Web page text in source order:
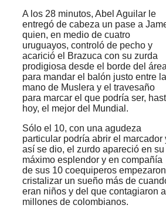
A los 28 minutos, Abel Aguilar le
entregó de cabeza un pase a
quien, en medio de cuatro
uruguayos, controló de pecho y
acarició el Brazuca con su zurda
prodigiosa desde el borde del área
para mandar el balón justo entre la
mano de Muslera y el travesaño
para marcar el que podría ser,
hoy, el mejor del Mundial.
Sólo el 10, con una agudeza
particular podría abrir el marcador
así se dio, el zurdo apareció en su
máximo esplendor y en compañía
de sus 10 coequiperos
cristalizar un sueño más de
eran niños y del que contagiaron a
millones de colombianos.